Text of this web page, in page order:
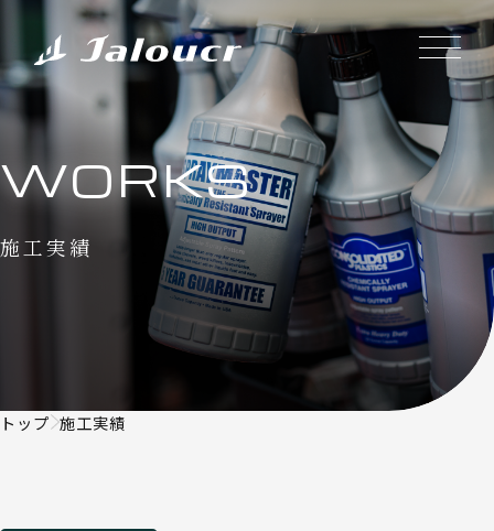
WORKS
施工実績
トップ 施工実績